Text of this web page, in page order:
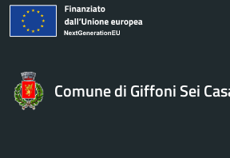
Comune di Giffoni Sei